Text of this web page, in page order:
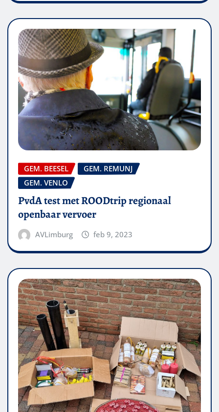
GEM. BEESEL
GEM. REMUNJ
GEM. VENLO
PvdA test met ROODtrip regionaal
openbaar vervoer
AVLimburg feb 9, 2023